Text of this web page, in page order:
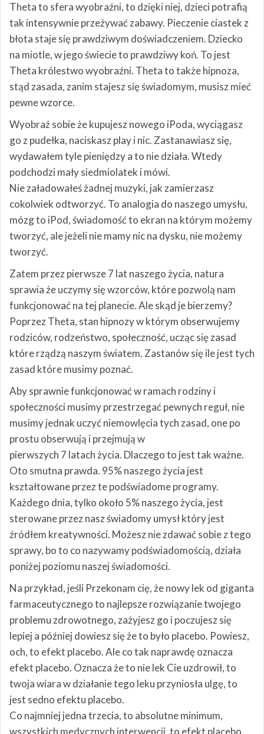
Theta to sfera wyobraźni, to dzięki niej, dzieci potrafią
tak intensywnie przeżywać zabawy. Pieczenie ciastek z
błota staje się prawdziwym doświadczeniem. Dziecko
na miotle, w jego świecie to prawdziwy koń. To jest
Theta królestwo wyobraźni. Theta to także hipnoza,
stąd zasada, zanim stajesz się świadomym, musisz mieć
pewne wzorce.
Wyobraź sobie że kupujesz nowego iPoda, wyciągasz
go z pudełka, naciskasz play i nic. Zastanawiasz się,
wydawałem tyle pieniędzy a to nie działa. Wtedy
podchodzi mały siedmiolatek i mówi.
Nie załadowałeś żadnej muzyki, jak zamierzasz
cokolwiek odtworzyć. To analogia do naszego umysłu,
mózg to iPod, świadomość to ekran na którym możemy
tworzyć, ale jeżeli nie mamy nic na dysku, nie możemy
tworzyć.
Zatem przez pierwsze 7 lat naszego życia, natura
sprawia że uczymy się wzorców, które pozwolą nam
funkcjonować na tej planecie. Ale skąd je bierzemy?
Poprzez Theta, stan hipnozy w którym obserwujemy
rodziców, rodzeństwo, społeczność, ucząc się zasad
które rządzą naszym światem. Zastanów się ile jest tych
zasad które musimy poznać.
Aby sprawnie funkcjonować w ramach rodziny i
społeczności musimy przestrzegać pewnych reguł, nie
musimy jednak uczyć niemowlęcia tych zasad, one po
prostu obserwują i przejmują w
pierwszych 7 latach życia. Dlaczego to jest tak ważne.
Oto smutna prawda. 95% naszego życia jest
kształtowane przez te podświadome programy.
Każdego dnia, tylko około 5% naszego życia, jest
sterowane przez nasz świadomy umysł który jest
źródłem kreatywności. Możesz nie zdawać sobie z tego
sprawy, bo to co nazywamy podświadomością, działa
poniżej poziomu naszej świadomości.
Na przykład, jeśli Przekonam cię, że nowy lek od giganta
farmaceutycznego to najlepsze rozwiązanie twojego
problemu zdrowotnego, zażyjesz go i poczujesz się
lepiej a później dowiesz się że to było placebo. Powiesz,
och, to efekt placebo. Ale co tak naprawdę oznacza
efekt placebo. Oznacza że to nie lek Cie uzdrowił, to
twoja wiara w działanie tego leku przyniosła ulgę, to
jest sedno efektu placebo.
Co najmniej jedna trzecia, to absolutne minimum,